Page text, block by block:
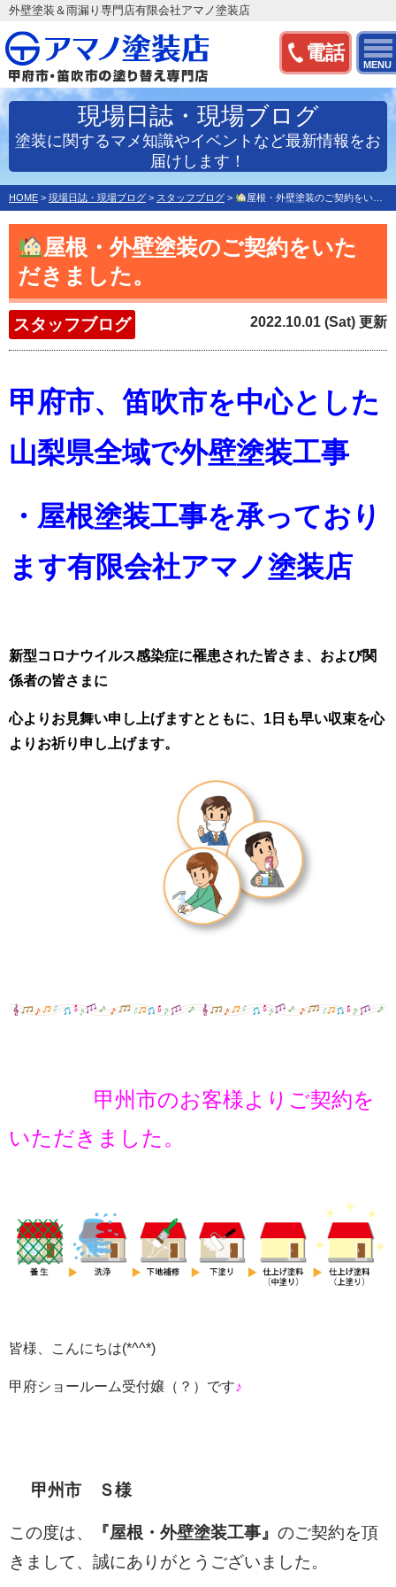
電話
MENU
外壁塗装＆雨漏り専門店有限会社アマノ塗装店
現場日誌・現場ブログ
塗装に関するマメ知識やイベントなど最新情報をお
届けします！
HOME > 現場日誌・現場ブログ > スタッフブログ > 屋根・外壁塗装のご契約をいただきました。
屋根・外壁塗装のご契約をいた
だきました。
スタッフブログ 2022.10.01 (Sat) 更新
甲府市、笛吹市を中心とした
山梨県全域で外壁塗装工事
・屋根塗装工事を承っており
ます有限会社アマノ塗装店
新型コロナウイルス感染症に罹患された皆さま、および関
係者の皆さまに
心よりお見舞い申し上げますとともに、1日も早い収束を心
よりお祈り申し上げます。
甲州市のお客様よりご契約を
いただきました。
皆様、こんにちは(*^^*)
甲府ショールーム受付嬢（？）です♪
甲州市 Ｓ様
この度は、 『屋根・外壁塗装工事』 のご契約を頂
きまして、 誠にありがとうございました。